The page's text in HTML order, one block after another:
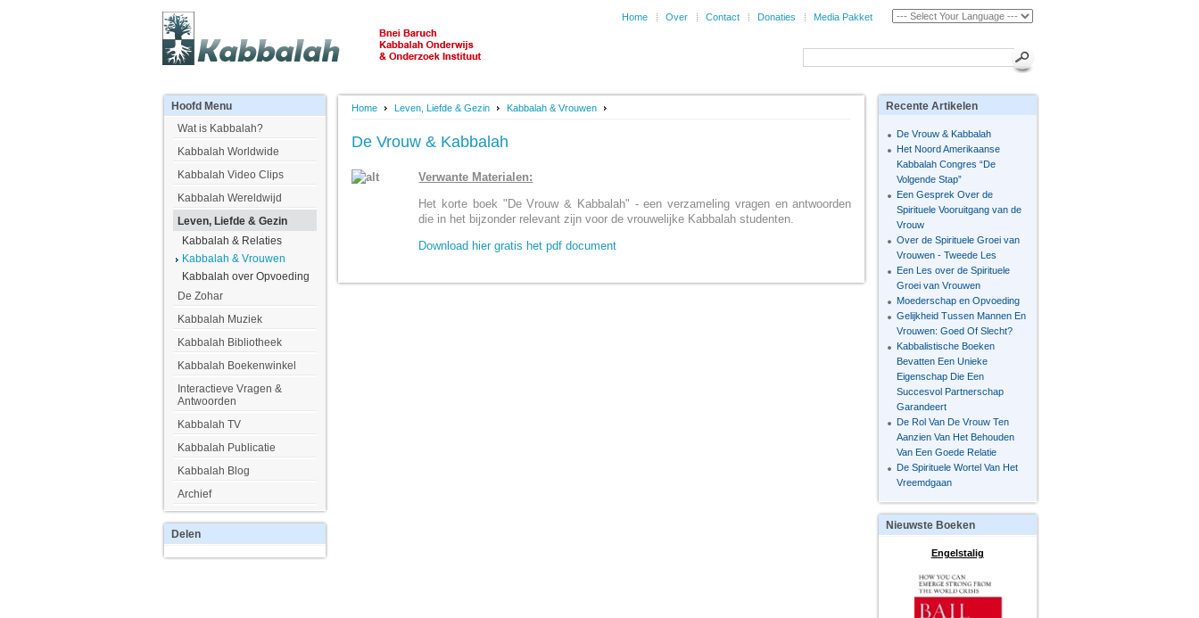
Home Over Contact Donaties Media Pakket
Home Leven, Liefde & Gezin Kabbalah & Vrouwen
De Vrouw & Kabbalah
Verwante Materialen:
Het korte boek "De Vrouw & Kabbalah" - een verzameling vragen en antwoorden
die in het bijzonder relevant zijn voor de vrouwelijke Kabbalah studenten.
Download hier gratis het pdf document
Hoofd Menu
Wat is Kabbalah?
Kabbalah Worldwide
Kabbalah Video Clips
Kabbalah Wereldwijd
Leven, Liefde & Gezin
Kabbalah & Relaties
Kabbalah & Vrouwen
Kabbalah over Opvoeding
De Zohar
Kabbalah Muziek
Kabbalah Bibliotheek
Kabbalah Boekenwinkel
Interactieve Vragen &
Antwoorden
Kabbalah TV
Kabbalah Publicatie
Kabbalah Blog
Archief
Delen
RecenteArtikelen
De Vrouw & Kabbalah
Het Noord Amerikaanse
Kabbalah Congres “De
Volgende Stap”
Een Gesprek Over de
Spirituele Vooruitgang van de
Vrouw
Over de Spirituele Groei van
Vrouwen - Tweede Les
Een Les over de Spirituele
Groei van Vrouwen
Moederschap en Opvoeding
Gelijkheid Tussen Mannen En
Vrouwen: Goed Of Slecht?
Kabbalistische Boeken
Bevatten Een Unieke
Eigenschap Die Een
Succesvol Partnerschap
Garandeert
De Rol Van De Vrouw Ten
Aanzien Van Het Behouden
Van Een Goede Relatie
De Spirituele Wortel Van Het
Vreemdgaan
NieuwsteBoeken
Engelstalig